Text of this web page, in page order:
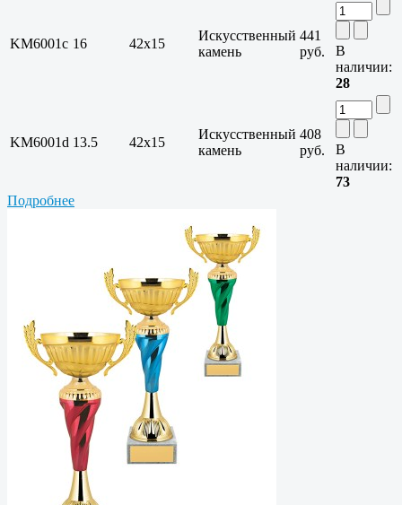
KM6001c 16 42x15
Искусственный
камень
441
руб.
В
наличии:
28
KM6001d 13.5 42x15
Искусственный
камень
408
руб.
В
наличии:
73
Подробнее